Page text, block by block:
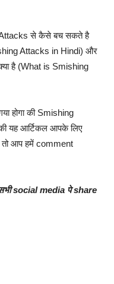
Attacks से कैसे बच सकते है
Attacks in Hindi) और
है (What is Smishing
होगा की Smishing
यह आर्टिकल आपके लिए
तो आप हमें comment
social media पे share